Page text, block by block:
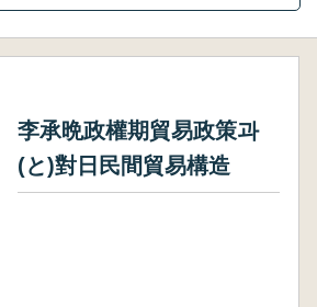
李承晩政權期貿易政策과
(と)對日民間貿易構造